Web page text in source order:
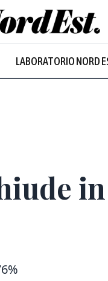
LABORATORIO NORD
in